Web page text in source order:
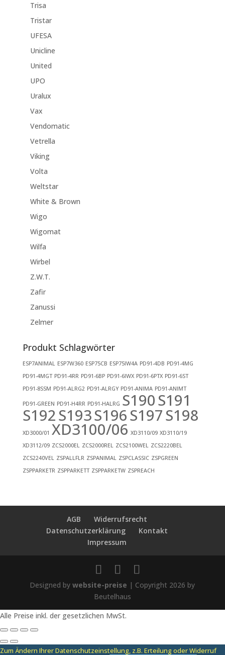
Trisa
Tristar
UFESA
Unicline
United
UPO
Uralux
Vax
Vendomatic
Vetrella
Viking
Volta
Weltstar
White & Brown
Wigo
Wigomat
Wilfa
Wirbel
Z.W.T.
Zafir
Zanussi
Zelmer
Produkt Schlagwörter
ESP7ANIMAL ESP7W360 ESP75CB ESP75IW4A PD91-4DB PD91-4MG
PD91-4MGT PD91-4RR PD91-6BP PD91-6IWX PD91-6PTX PD91-6ST
PD91-8SSM PD91-ALRG2 PD91-ALRGY PD91-ANIMA PD91-ANIMT
PD91-GREEN PD91-H4RR PD91-HALRG S190S191
S192S193S196S197S198
XD3000/01 XD3100/06 XD3110/09 XD3110/19
XD3112/09 ZCS2000EL ZCS2000REL ZCS2100WEL ZCS2220BEL
ZCS2240VEL ZSPALLFLR ZSPANIMAL ZSPCLASSIC ZSPGREEN
ZSPPARKETR ZSPPARKETT ZSPPARKETW ZSPREACH
AGB
Widerrufsrecht
Datenschutzerklärung
Kontakt
Impressum
Designed bywebsite-preise | Copyright 2026 by
Beutelhaus
Alle Preise inkl. der gesetzlichen MwSt.
Zum Ändern Ihrer Datenschutzeinstellung, z.B. Erteilung oder Widerruf